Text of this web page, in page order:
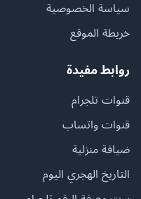
سياسة الخصوصية
خريطة الموقع
روابط مفيدة
قنوات تلجرام
قنوات واتساب
ضيافة منزلية
التاريخ الهجري اليوم